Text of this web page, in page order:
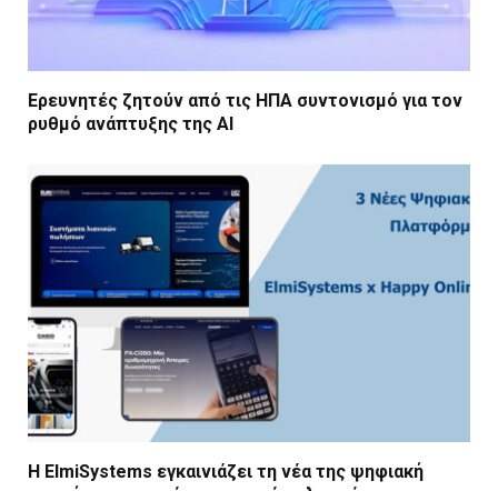
Ερευνητές ζητούν από τις ΗΠΑ συντονισμό για τον
ρυθμό ανάπτυξης της AI
Η ElmiSystems εγκαινιάζει τη νέα της ψηφιακή